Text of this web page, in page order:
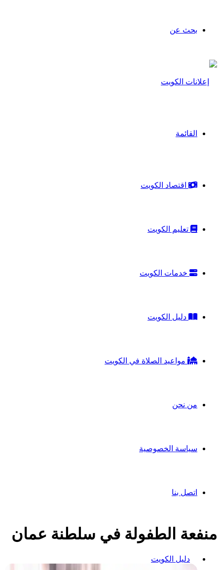
بحث عن
القائمة
اقتصاد الكويت
تعليم الكويت
خدمات الكويت
دليل الكويت
مواعيد الصلاة في الكويت
من نحن
سياسة الخصوصية
اتصل بنا
منفعة الطفولة في سلطنة عمان
دليل الكويت